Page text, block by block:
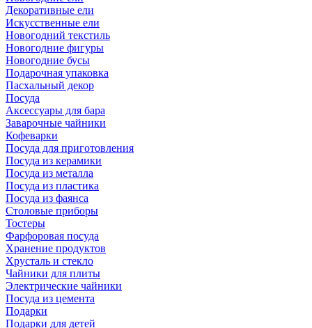
Декоративные ели
Искусственные ели
Новогодний текстиль
Новогодние фигуры
Новогодние бусы
Подарочная упаковка
Пасхальный декор
Посуда
Аксессуары для бара
Заварочные чайники
Кофеварки
Посуда для приготовления
Посуда из керамики
Посуда из металла
Посуда из пластика
Посуда из фаянса
Столовые приборы
Тостеры
Фарфоровая посуда
Хранение продуктов
Хрусталь и стекло
Чайники для плиты
Электрические чайники
Посуда из цемента
Подарки
Подарки для детей